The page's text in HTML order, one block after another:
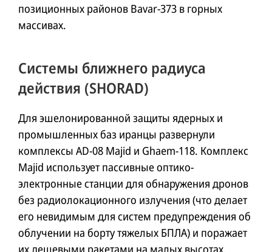
позиционных районов Bavar-373 в горных
массивах.
Системы ближнего радиуса
действия (SHORAD)
Для эшелонированной защиты ядерных и
промышленных баз иранцы развернули
комплексы AD-08 Majid и Ghaem-118. Комплекс
Majid использует пассивные оптико-
электронные станции для обнаружения дронов
без радиолокационного излучения (что делает
его невидимым для систем предупреждения об
облучении на борту тяжелых БПЛА) и поражает
их дешевыми ракетами на малых высотах.